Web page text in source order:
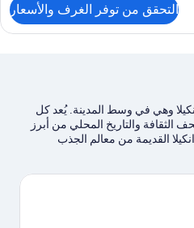
التحقق من توفر الغرف والأسعار
وهي في وسط المدينة. يُعد كل
الثقافة والتاريخ المحلي من أبرز
القديمة من معالم الجذب
الموجودة في المنطقة من خلال
باستخدام أحذية الثلج.